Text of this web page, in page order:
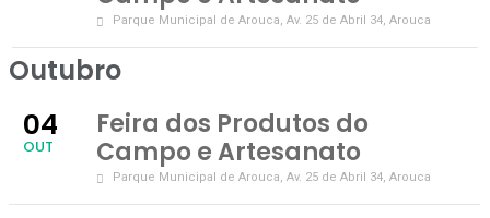
Parque Municipal de Arouca, Av. 25 de Abril 34, Arouca
Outubro
04
OUT
Feira dos Produtos do
Campo e Artesanato
Parque Municipal de Arouca, Av. 25 de Abril 34, Arouca